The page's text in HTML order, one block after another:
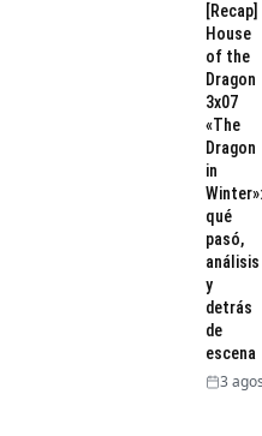
[Recap]
House
of the
Dragon
3x07
«The
Dragon
in
Winter»:
qué
pasó,
análisis
y
detrás
de
escena
3